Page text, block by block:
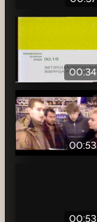
00:34
00:53
00:53